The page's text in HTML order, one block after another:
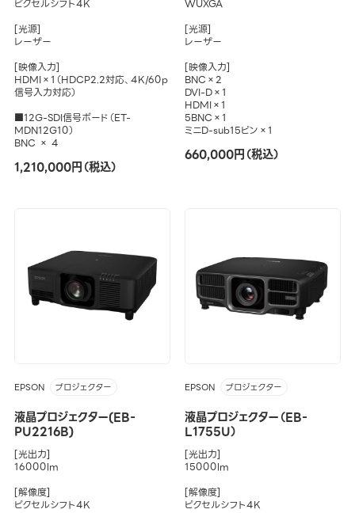
ピクセルシフト4K
[光源]
レーザー
[映像入力]
HDMI×1（HDCP2.2対応、4K/60p
信号入力対応）
■12G-SDI信号ボード（ET-
MDN12G10）
BNC × 4
1,210,000円（税込）
WUXGA
[光源]
レーザー
[映像入力]
BNC×2
DVI-D×1
HDMI×1
5BNC×1
ミニD-sub15ピン×1
660,000円（税込）
EPSON プロジェクター
液晶プロジェクター(EB-
PU2216B)
[光出力]
16000lm
[解像度]
ピクセルシフト4K
EPSON プロジェクター
液晶プロジェクター（EB-
L1755U）
[光出力]
15000lm
[解像度]
ピクセルシフト4K